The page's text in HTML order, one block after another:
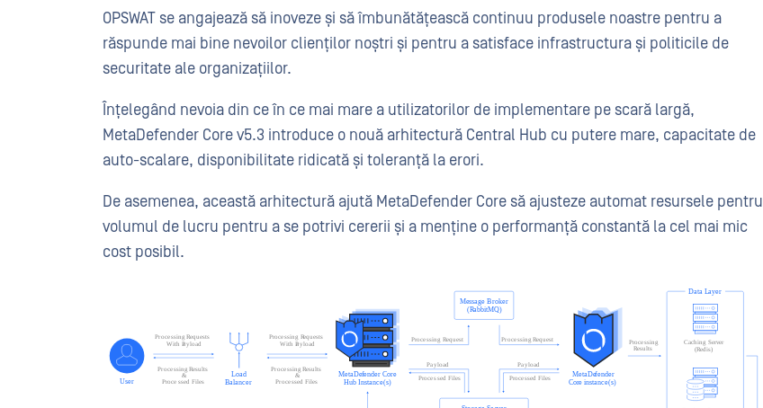
OPSWAT se angajează să inoveze și să îmbunătățească continuu produsele noastre pentru a
răspunde mai bine nevoilor clienților noștri și pentru a satisface infrastructura și politicile de
securitate ale organizațiilor.
Înțelegând nevoia din ce în ce mai mare a utilizatorilor de implementare pe scară largă,
MetaDefender Core v5.3 introduce o nouă arhitectură Central Hub cu putere mare, capacitate de
auto-scalare, disponibilitate ridicată și toleranță la erori.
De asemenea, această arhitectură ajută MetaDefender Core să ajusteze automat resursele pentru
volumul de lucru pentru a se potrivi cererii și a menține o performanță constantă la cel mai mic
cost posibil.